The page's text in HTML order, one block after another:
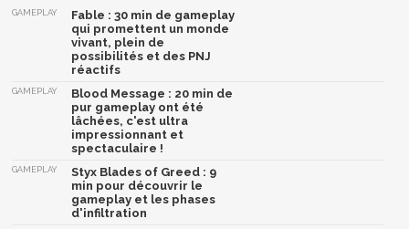
GAMEPLAY
Fable : 30 min de gameplay
qui promettent un monde
vivant, plein de
possibilités et des PNJ
réactifs
GAMEPLAY
Blood Message : 20 min de
pur gameplay ont été
lâchées, c'est ultra
impressionnant et
spectaculaire !
GAMEPLAY
Styx Blades of Greed : 9
min pour découvrir le
gameplay et les phases
d'infiltration